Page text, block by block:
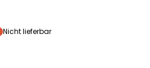
Nicht lieferbar